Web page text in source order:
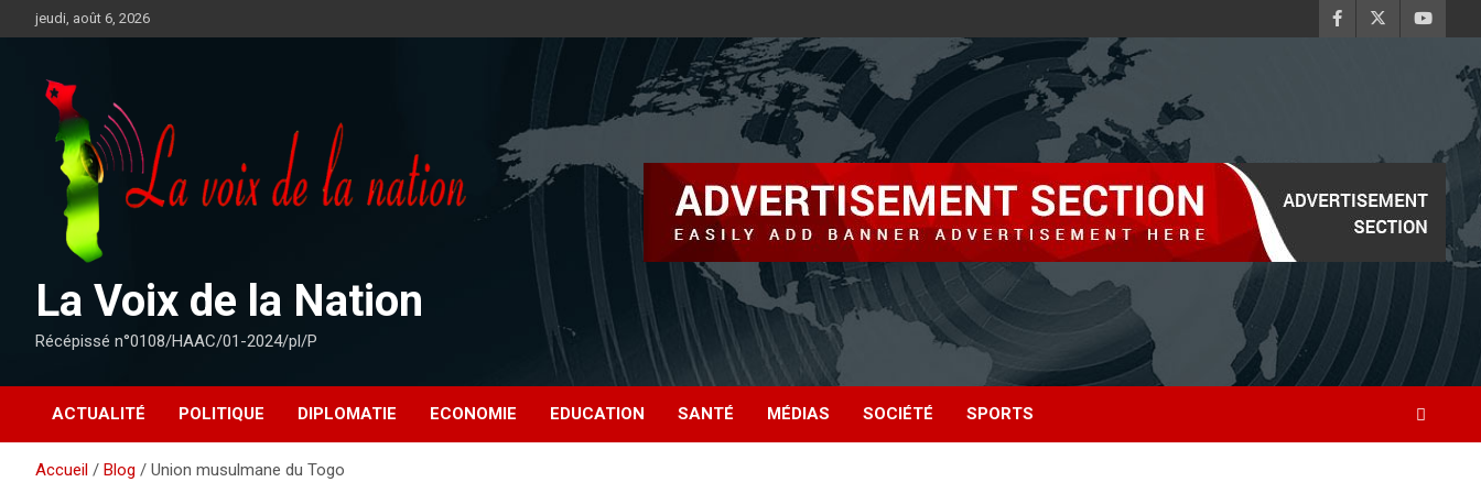
au
jeudi, août 6, 2026
La Voix de la Nation
Récépissé n°0108/HAAC/01-2024/pl/P
ACTUALITÉ POLITIQUE DIPLOMATIE ECONOMIE EDUCATION SANTÉ MÉDIAS SOCIÉTÉ SPORTS
Accueil Blog Union musulmane du Togo